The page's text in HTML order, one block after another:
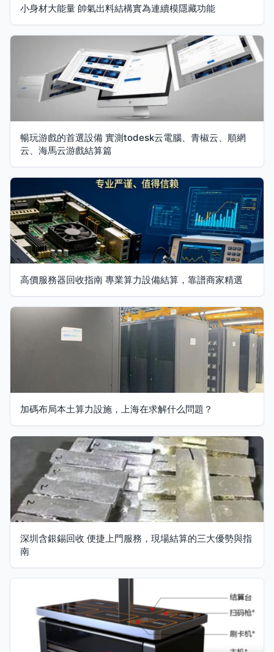
小身材大能量 帥氣出料結構實為連續模隱藏功能
暢玩游戲的首選設備 實測todesk云電腦、青椒云、順網
云、海馬云游戲結算篇
高價服務器回收指南 專業算力設備結算，靠譜商家精選
加碼布局本土算力設施，上海在求解什么問題？
深圳含銀錫回收 便捷上門服務，現場結算的三大優勢與指
南